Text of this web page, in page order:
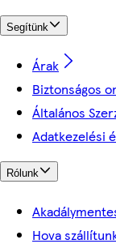
Segítünk
Árak
Biztonságos
Általános
Adatkezelési
Rólunk
Hova